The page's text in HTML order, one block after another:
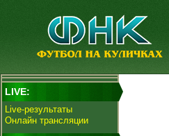
LIVE:
Live-результаты
Онлайн трансляции